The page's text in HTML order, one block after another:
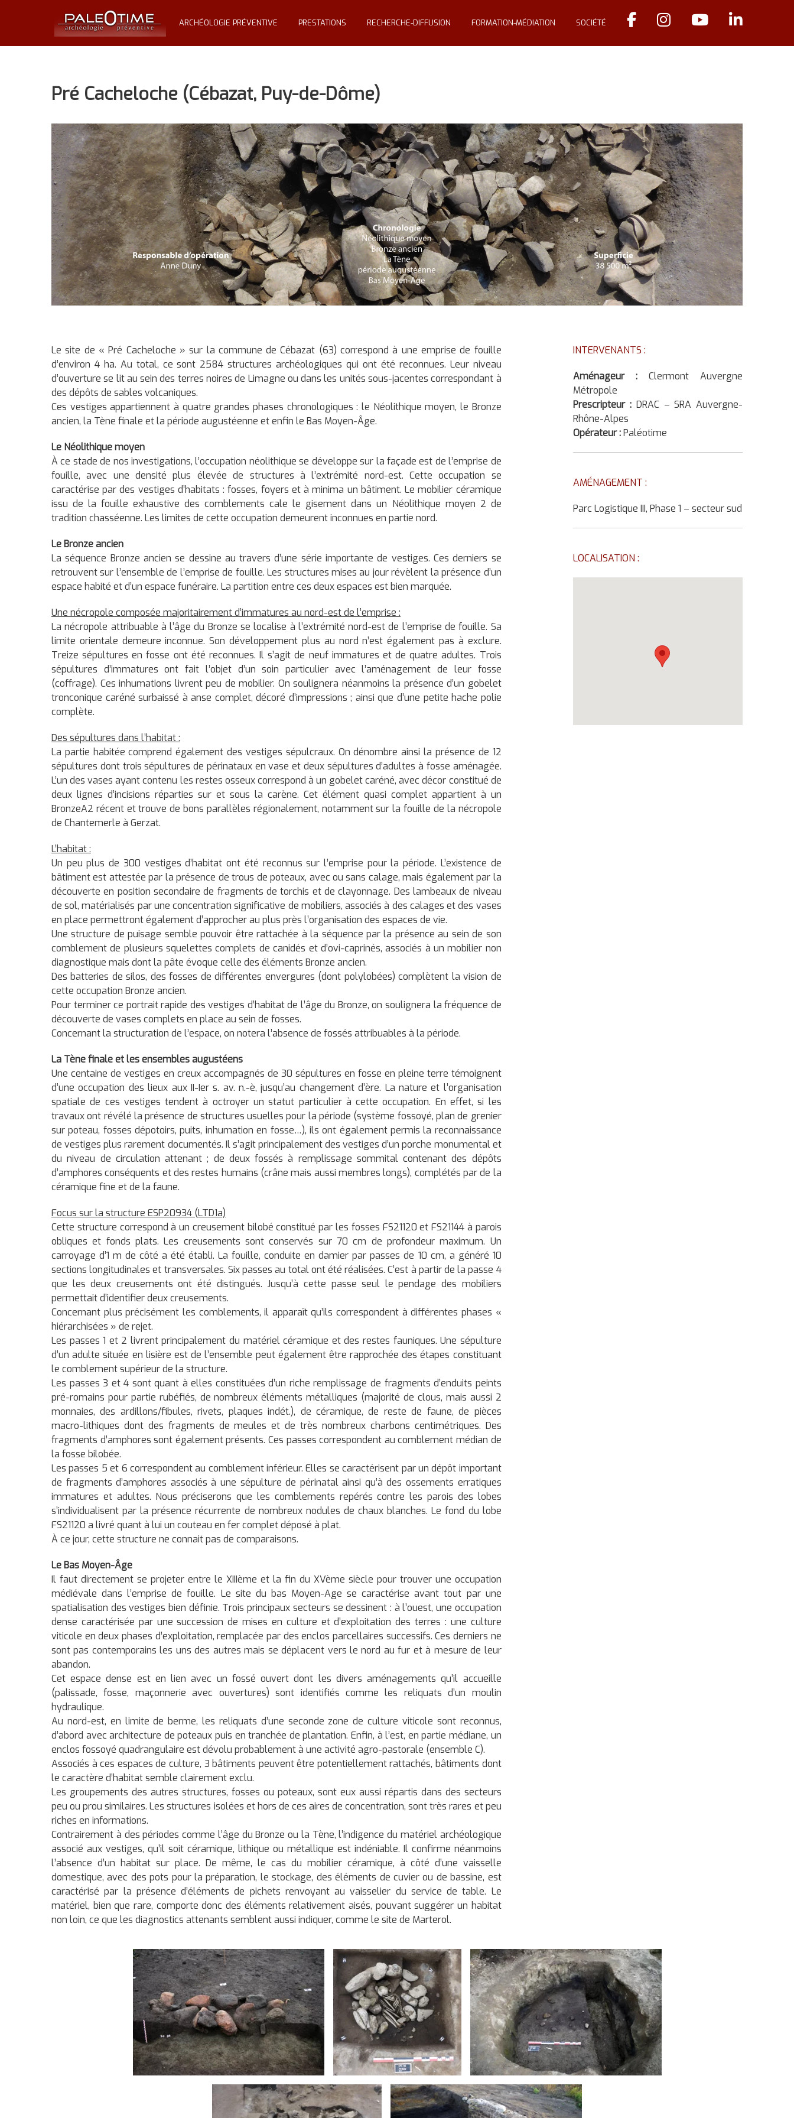
PALÉOTIME
Archéologie
ARCHÉOLOGIE PRÉVENTIVE PRESTATIONS RECHERCHE-DIFFUSION FORMATION-MÉDIATION SOCIÉTÉ
Pré Cacheloche (Cébazat, Puy-de-Dôme)
Le site de « Pré Cacheloche » sur la commune de Cébazat (63) correspond à une emprise de fouille
d’environ 4 ha. Au total, ce sont 2584 structures archéologiques qui ont été reconnues. Leur niveau
d’ouverture se lit au sein des terres noires de Limagne ou dans les unités sous-jacentes correspondant à
des dépôts de sables volcaniques.
Ces vestiges appartiennent à quatre grandes phases chronologiques : le Néolithique moyen, le Bronze
ancien, la Tène finale et la période augustéenne et enfin le Bas Moyen-Âge.
Le Néolithique moyen
À ce stade de nos investigations, l’occupation néolithique se développe sur la façade est de l’emprise de
fouille, avec une densité plus élevée de structures à l’extrémité nord-est. Cette occupation se
caractérise par des vestiges d’habitats : fosses, foyers et à minima un bâtiment. Le mobilier céramique
issu de la fouille exhaustive des comblements cale le gisement dans un Néolithique moyen 2 de
tradition chasséenne. Les limites de cette occupation demeurent inconnues en partie nord.
Le Bronze ancien
La séquence Bronze ancien se dessine au travers d’une série importante de vestiges. Ces derniers se
retrouvent sur l’ensemble de l’emprise de fouille. Les structures mises au jour révèlent la présence d’un
espace habité et d’un espace funéraire. La partition entre ces deux espaces est bien marquée.
Une nécropole composée majoritairement d’immatures au nord-est de l’emprise :
La nécropole attribuable à l’âge du Bronze se localise à l’extrémité nord-est de l’emprise de fouille. Sa
limite orientale demeure inconnue. Son développement plus au nord n’est également pas à exclure.
Treize sépultures en fosse ont été reconnues. Il s’agit de neuf immatures et de quatre adultes. Trois
sépultures d’immatures ont fait l’objet d’un soin particulier avec l’aménagement de leur fosse
(coffrage). Ces inhumations livrent peu de mobilier. On soulignera néanmoins la présence d’un gobelet
tronconique caréné surbaissé à anse complet, décoré d’impressions ; ainsi que d’une petite hache polie
complète.
Des sépultures dans l’habitat :
La partie habitée comprend également des vestiges sépulcraux. On dénombre ainsi la présence de 12
sépultures dont trois sépultures de périnataux en vase et deux sépultures d’adultes à fosse aménagée.
L’un des vases ayant contenu les restes osseux correspond à un gobelet caréné, avec décor constitué de
deux lignes d’incisions réparties sur et sous la carène. Cet élément quasi complet appartient à un
BronzeA2 récent et trouve de bons parallèles régionalement, notamment sur la fouille de la nécropole
de Chantemerle à Gerzat.
L’habitat :
Un peu plus de 300 vestiges d’habitat ont été reconnus sur l’emprise pour la période. L’existence de
bâtiment est attestée par la présence de trous de poteaux, avec ou sans calage, mais également par la
découverte en position secondaire de fragments de torchis et de clayonnage. Des lambeaux de niveau
de sol, matérialisés par une concentration significative de mobiliers, associés à des calages et des vases
en place permettront également d’approcher au plus près l’organisation des espaces de vie.
Une structure de puisage semble pouvoir être rattachée à la séquence par la présence au sein de son
comblement de plusieurs squelettes complets de canidés et d’ovi-caprinés, associés à un mobilier non
diagnostique mais dont la pâte évoque celle des éléments Bronze ancien.
Des batteries de silos, des fosses de différentes envergures (dont polylobées) complètent la vision de
cette occupation Bronze ancien.
Pour terminer ce portrait rapide des vestiges d’habitat de l’âge du Bronze, on soulignera la fréquence de
découverte de vases complets en place au sein de fosses.
Concernant la structuration de l’espace, on notera l’absence de fossés attribuables à la période.
La Tène finale et les ensembles augustéens
Une centaine de vestiges en creux accompagnés de 30 sépultures en fosse en pleine terre témoignent
d’une occupation des lieux aux II-Ier s. av. n.-è, jusqu’au changement d’ère. La nature et l’organisation
spatiale de ces vestiges tendent à octroyer un statut particulier à cette occupation. En effet, si les
travaux ont révélé la présence de structures usuelles pour la période (système fossoyé, plan de grenier
sur poteau, fosses dépotoirs, puits, inhumation en fosse…), ils ont également permis la reconnaissance
de vestiges plus rarement documentés. Il s’agit principalement des vestiges d’un porche monumental et
du niveau de circulation attenant ; de deux fossés à remplissage sommital contenant des dépôts
d’amphores conséquents et des restes humains (crâne mais aussi membres longs), complétés par de la
céramique fine et de la faune.
Focus sur la structure ESP20934 (LTD1a)
Cette structure correspond à un creusement bilobé constitué par les fosses FS21120 et FS21144 à parois
obliques et fonds plats. Les creusements sont conservés sur 70 cm de profondeur maximum. Un
carroyage d’1 m de côté a été établi. La fouille, conduite en damier par passes de 10 cm, a généré 10
sections longitudinales et transversales. Six passes au total ont été réalisées. C’est à partir de la passe 4
que les deux creusements ont été distingués. Jusqu’à cette passe seul le pendage des mobiliers
permettait d’identifier deux creusements.
Concernant plus précisément les comblements, il apparaît qu’ils correspondent à différentes phases «
hiérarchisées » de rejet.
Les passes 1 et 2 livrent principalement du matériel céramique et des restes fauniques. Une sépulture
d’un adulte située en lisière est de l’ensemble peut également être rapprochée des étapes constituant
le comblement supérieur de la structure.
Les passes 3 et 4 sont quant à elles constituées d’un riche remplissage de fragments d’enduits peints
pré-romains pour partie rubéfiés, de nombreux éléments métalliques (majorité de clous, mais aussi 2
monnaies, des ardillons/fibules, rivets, plaques indét.), de céramique, de reste de faune, de pièces
macro-lithiques dont des fragments de meules et de très nombreux charbons centimétriques. Des
fragments d’amphores sont également présents. Ces passes correspondent au comblement médian de
la fosse bilobée.
Les passes 5 et 6 correspondent au comblement inférieur. Elles se caractérisent par un dépôt important
de fragments d’amphores associés à une sépulture de périnatal ainsi qu’à des ossements erratiques
immatures et adultes. Nous préciserons que les comblements repérés contre les parois des lobes
s’individualisent par la présence récurrente de nombreux nodules de chaux blanches. Le fond du lobe
FS21120 a livré quant à lui un couteau en fer complet déposé à plat.
À ce jour, cette structure ne connait pas de comparaisons.
Le Bas Moyen-Âge
Il faut directement se projeter entre le XIIIème et la fin du XVème siècle pour trouver une occupation
médiévale dans l’emprise de fouille. Le site du bas Moyen-Age se caractérise avant tout par une
spatialisation des vestiges bien définie. Trois principaux secteurs se dessinent : à l’ouest, une occupation
dense caractérisée par une succession de mises en culture et d’exploitation des terres : une culture
viticole en deux phases d’exploitation, remplacée par des enclos parcellaires successifs. Ces derniers ne
sont pas contemporains les uns des autres mais se déplacent vers le nord au fur et à mesure de leur
abandon.
Cet espace dense est en lien avec un fossé ouvert dont les divers aménagements qu’il accueille
(palissade, fosse, maçonnerie avec ouvertures) sont identifiés comme les reliquats d’un moulin
hydraulique.
Au nord-est, en limite de berme, les reliquats d’une seconde zone de culture viticole sont reconnus,
d’abord avec architecture de poteaux puis en tranchée de plantation. Enfin, à l’est, en partie médiane, un
enclos fossoyé quadrangulaire est dévolu probablement à une activité agro-pastorale (ensemble C).
Associés à ces espaces de culture, 3 bâtiments peuvent être potentiellement rattachés, bâtiments dont
le caractère d’habitat semble clairement exclu.
Les groupements des autres structures, fosses ou poteaux, sont eux aussi répartis dans des secteurs
peu ou prou similaires. Les structures isolées et hors de ces aires de concentration, sont très rares et peu
riches en informations.
Contrairement à des périodes comme l’âge du Bronze ou la Tène, l’indigence du matériel archéologique
associé aux vestiges, qu’il soit céramique, lithique ou métallique est indéniable. Il confirme néanmoins
l’absence d’un habitat sur place. De même, le cas du mobilier céramique, à côté d’une vaisselle
domestique, avec des pots pour la préparation, le stockage, des éléments de cuvier ou de bassine, est
caractérisé par la présence d’éléments de pichets renvoyant au vaisselier du service de table. Le
matériel, bien que rare, comporte donc des éléments relativement aisés, pouvant suggérer un habitat
non loin, ce que les diagnostics attenants semblent aussi indiquer, comme le site de Marterol.
INTERVENANTS :
Aménageur : Clermont Auvergne
Métropole
Prescripteur : DRAC – SRA Auvergne-
Rhône-Alpes
Opérateur :Paléotime
AMÉNAGEMENT :
Parc Logistique III, Phase 1 – secteur sud
LOCALISATION :